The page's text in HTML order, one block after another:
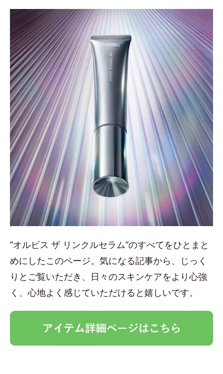
”オルビス ザ リンクルセラム”のすべてをひとまと
めにしたこのページ。気になる記事から、じっく
りとご覧いただき、日々のスキンケアをより心強
く、心地よく感じていただけると嬉しいです。